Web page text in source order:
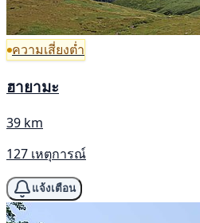
ความเสี่ยงต่ำ
ฮายามะ
39 km
127 เหตุการณ์
แจ้งเตือน